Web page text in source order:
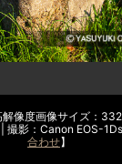
像度画像サイズ：
撮影：Canon EOS-
合わせ】